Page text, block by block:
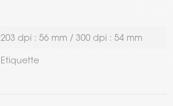
203 dpi : 56 mm / 300 dpi : 54 mm
Etiquette